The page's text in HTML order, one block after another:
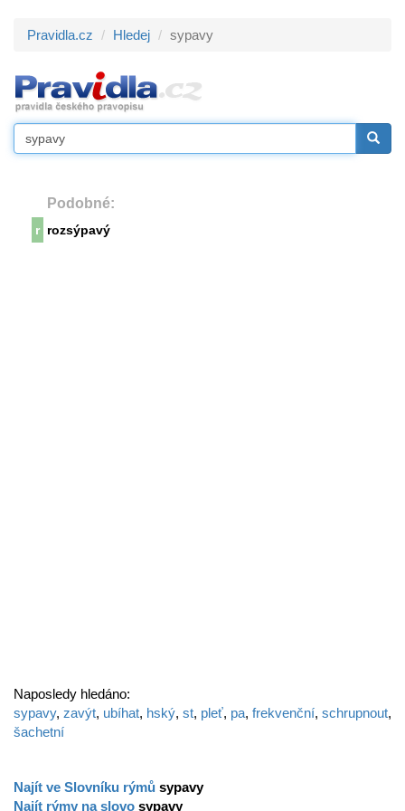
Pravidla.cz Hledej sypavy
Podobné:
r rozsýpavý
Naposledy hledáno:
sypavy, zavýt, ubíhat, hský, st, pleť, pa, frekvenční, schrupnout,
šachetní
Najít ve Slovníku rýmů sypavy
Najít rýmy na slovo sypavy